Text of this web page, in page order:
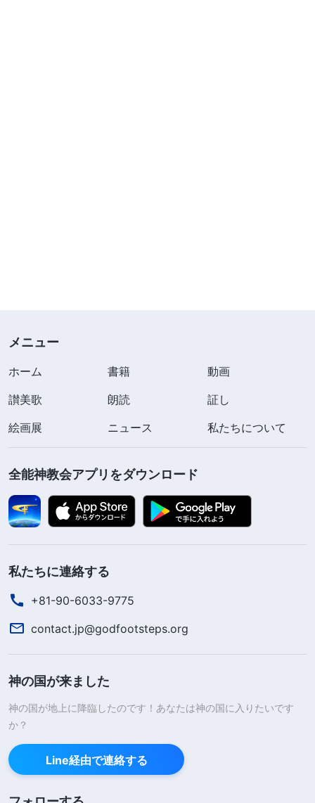
メニュー
ホーム 書籍
動画
讃美歌
朗読
証し
絵画展
ニュース 私たちについて
全能神教会アプリをダウンロード
私たちに連絡する
+81-90-6033-9775
contact.jp@godfootsteps.org
神の国が来ました
神の国が地上に降臨したのです！あなたは神の国に入りたいです
か？
Line経由で連絡する